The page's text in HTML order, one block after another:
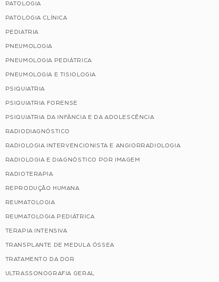
PATOLOGIA
PATOLOGIA CLÍNICA
PEDIATRIA
PNEUMOLOGIA
PNEUMOLOGIA PEDIÁTRICA
PNEUMOLOGIA E TISIOLOGIA
PSIQUIATRIA
PSIQUIATRIA FORENSE
PSIQUIATRIA DA INFÂNCIA E DA ADOLESCÊNCIA
RADIODIAGNÓSTICO
RADIOLOGIA INTERVENCIONISTA E ANGIORRADIOLOGIA
RADIOLOGIA E DIAGNÓSTICO POR IMAGEM
RADIOTERAPIA
REPRODUÇÃO HUMANA
REUMATOLOGIA
REUMATOLOGIA PEDIÁTRICA
TERAPIA INTENSIVA
TRANSPLANTE DE MEDULA ÓSSEA
TRATAMENTO DA DOR
ULTRASSONOGRAFIA GERAL